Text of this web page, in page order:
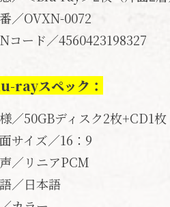
／OVXN-0072
コード／4560423198327
rayスペック：
／50GBディスク2枚+CD1枚
サイズ／16：9
／リニアPCM
／日本語